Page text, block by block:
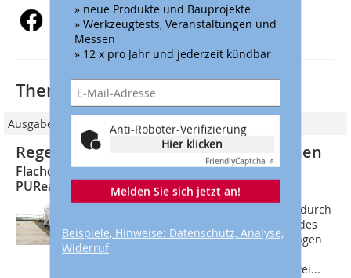
» neue Produkte und Bauprojekte
» Werkzeugtests, Veranstaltungen und
Messen
» 12 x pro Jahr und jederzeit kündbar
Anti-Roboter-Verifizierung
Hier klicken
FriendlyCaptcha ⇗
Melden Sie sich jetzt an!
Beispiele, Hinweise: Datenschutz, Analyse,
Widerruf
Thematisch passende Artikel:
Ausgabe 07/2023
Regeneration bestehender Dachflächen
Flachdächer ertüchtigen mit Remmers MB
PUReactive-Hybridabdichtung
Aufgrund der hohen Beanspruchung durch
Wind und Wetter sowie durch stehendes
Wasser ermüden Flachdachabdichtungen
mit der Zeit. Zur Ertüchtigung von
bestehenden Flachdächern gibt es zwei...